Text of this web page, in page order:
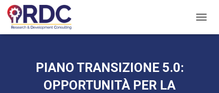
A
PIANO TRANSIZIONE 5.0:
OPPORTUNITÀ PER LA